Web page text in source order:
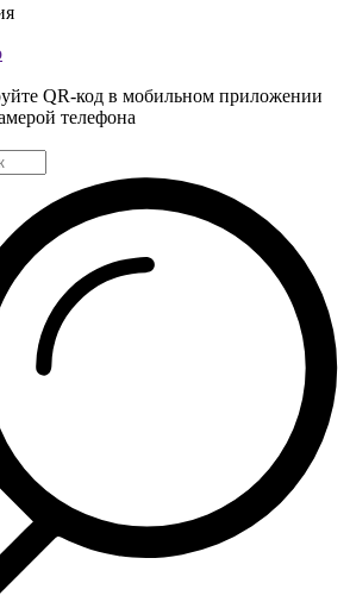
QR-код в мобильном приложении
телефона